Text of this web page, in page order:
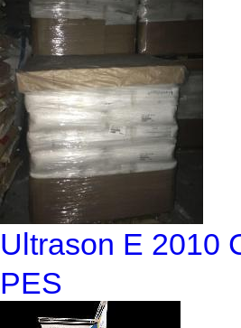
Ultrason E 2010
PES